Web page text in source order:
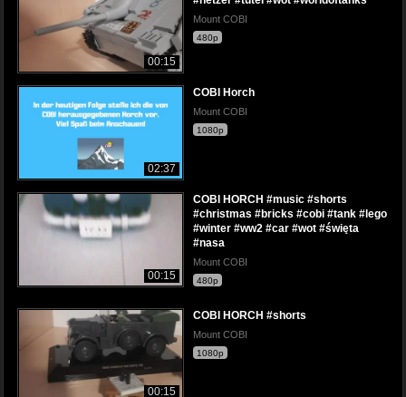
00:15
Mount COBI
480p
02:37
COBI Horch
Mount COBI
1080p
00:15
COBI HORCH #music #shorts
#christmas #bricks #cobi #tank #lego
#winter #ww2 #car #wot #święta
#nasa
Mount COBI
480p
00:15
COBI HORCH #shorts
Mount COBI
1080p